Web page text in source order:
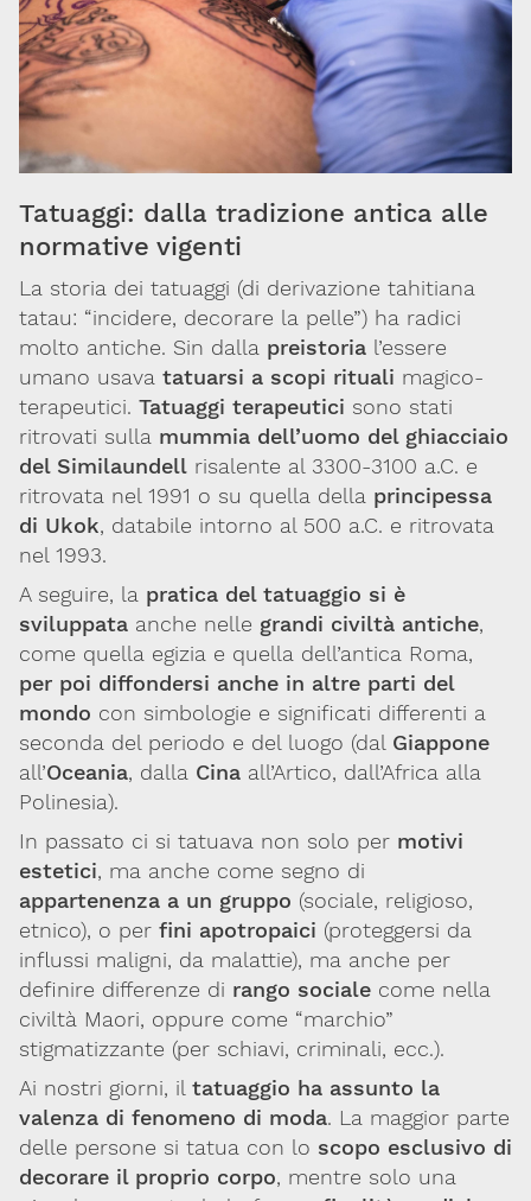
Ambiente
e
salute
Farmaci
Sostanze
chimiche
Sanità
pubblica
Ricerca
Sostanze
d'abuso
Integratori,
e
cosmetici
Fake
news
Tatuaggi: dalla tradizione antica alle
normative vigenti
La storia dei tatuaggi (di derivazione tahitiana
tatau: “incidere, decorare la pelle”) ha radici
molto antiche. Sin dalla preistoria l’essere
umano usava tatuarsi a scopi rituali magico-
terapeutici. Tatuaggi terapeutici sono stati
ritrovati sulla mummia dell’uomo del ghiacciaio
del Similaundell risalente al 3300-3100 a.C. e
ritrovata nel 1991 o su quella della principessa
di Ukok, databile intorno al 500 a.C. e ritrovata
nel 1993.
A seguire, la pratica del tatuaggio si è
sviluppata anche nelle grandi civiltà antiche,
come quella egizia e quella dell’antica Roma,
per poi diffondersi anche in altre parti del
mondo con simbologie e significati differenti a
seconda del periodo e del luogo (dal Giappone
all’Oceania, dalla Cina all’Artico, dall’Africa alla
Polinesia).
In passato ci si tatuava non solo per motivi
estetici, ma anche come segno di
appartenenza a un gruppo (sociale, religioso,
etnico), o per fini apotropaici (proteggersi da
influssi maligni, da malattie), ma anche per
definire differenze di rango sociale come nella
civiltà Maori, oppure come “marchio”
stigmatizzante (per schiavi, criminali, ecc.).
Ai nostri giorni, il tatuaggio ha assunto la
valenza di fenomeno di moda. La maggior parte
delle persone si tatua con lo scopo esclusivo di
decorare il proprio corpo, mentre solo una
Via Giovanni Pascoli, 3
20129, Milano
C.F. 96330980580
P.I. 06792491000
Codice SDI: M5UXCR1
T. 02-29520311
M.Segreteria@sitox.org